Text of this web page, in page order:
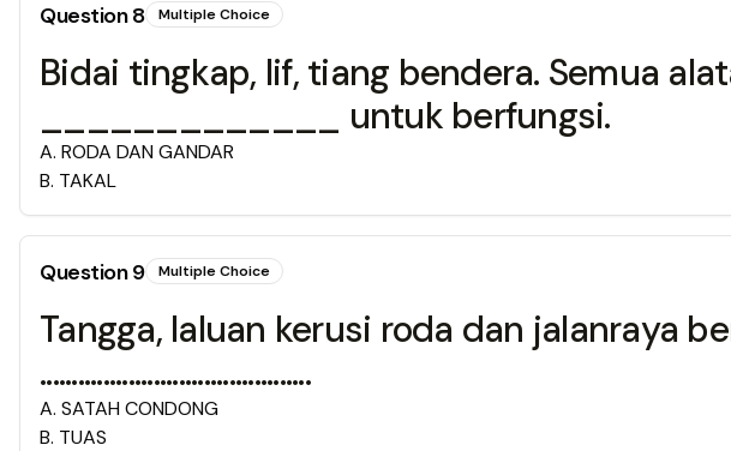
Question8 Multiple Choice
Bidai tingkap, lif, tiang bendera. Semua
_____________ untuk berfungsi.
A. RODA DAN GANDAR
B. TAKAL
Question9 Multiple Choice
Tangga, laluan kerusi roda dan jalanraya
...........................................
A. SATAH CONDONG
B. TUAS